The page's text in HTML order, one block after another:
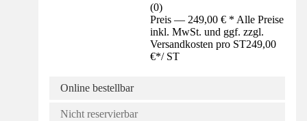
(0)
Preis — 249,00 € * Alle Preise
inkl. MwSt. und ggf. zzgl.
Versandkosten pro ST249,00
€*/ ST
Online bestellbar
Nicht reservierbar